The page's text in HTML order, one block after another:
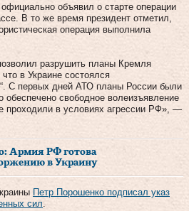
объявил о старте операции
В то же время президент отметил,
операция выполнила
разрушить планы Кремля
в Украине состоялся
С первых дней АТО планы России были
свободное волеизъявление
проходили в условиях агрессии РФ», —
Армия РФ готова
в Украину
Петр Порошенко подписал указ
сил .